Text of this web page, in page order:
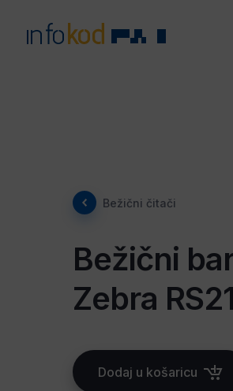
Bežični čitači
Bežični
Zebra
Dodaj u košaricu